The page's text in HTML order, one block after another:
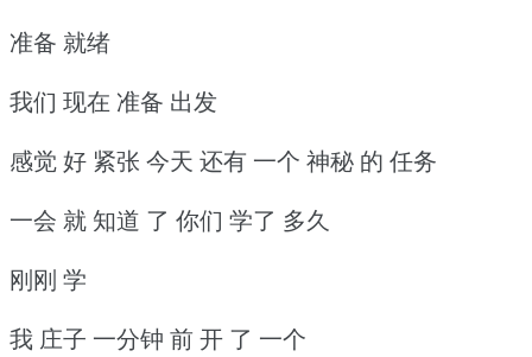
准备 就绪
我们 现在 准备 出发
感觉 好 紧张 今天 还有 一个 神秘 的 任务
一会 就 知道 了 你们 学了 多久
刚刚 学
我 庄子 一分钟 前 开 了 一个